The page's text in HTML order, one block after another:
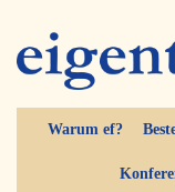
Warum ef?